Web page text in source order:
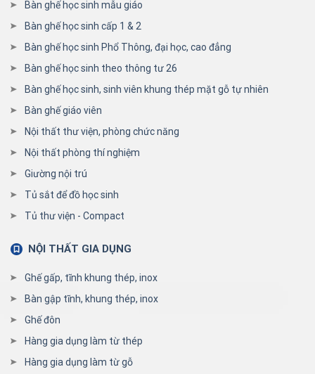
Bàn ghế học sinh mẫu giáo
Bàn ghế học sinh cấp 1 & 2
Bàn ghế học sinh Phổ Thông, đại học, cao đẳng
Bàn ghế học sinh theo thông tư 26
Bàn ghế học sinh, sinh viên khung thép mặt gỗ tự nhiên
Bàn ghế giáo viên
Nội thất thư viện, phòng chức năng
Nội thất phòng thí nghiệm
Giường nội trú
Tủ sắt để đồ học sinh
Tủ thư viện - Compact
NỘI THẤT GIA DỤNG
Ghế gấp, tĩnh khung thép, inox
Bàn gập tĩnh, khung thép, inox
Ghế đôn
Hàng gia dụng làm từ thép
Hàng gia dụng làm từ gỗ